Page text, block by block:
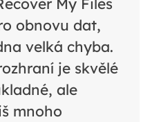
My Files
obnovu dat,
velká chyba.
je skvělé
ale
mnoho